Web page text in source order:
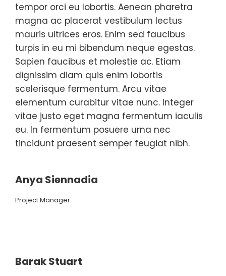
tempor orci eu lobortis. Aenean pharetra
magna ac placerat vestibulum lectus
mauris ultrices eros. Enim sed faucibus
turpis in eu mi bibendum neque egestas.
Sapien faucibus et molestie ac. Etiam
dignissim diam quis enim lobortis
scelerisque fermentum. Arcu vitae
elementum curabitur vitae nunc. Integer
vitae justo eget magna fermentum iaculis
eu. In fermentum posuere urna nec
tincidunt praesent semper feugiat nibh.
Anya Siennadia
Project Manager
Barak Stuart